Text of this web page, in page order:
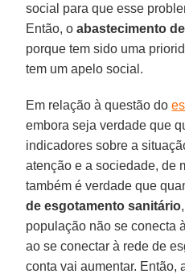
social para que esse
Então, oabastecimento
porque tem sido uma
tem um apelo social.
Em relação à questão do
embora seja verdade que
indicadores sobre a
atenção e a sociedade, de
também é verdade que
de esgotamento sanitário
população não se conecta
ao se conectar à rede de
conta vai aumentar. Então,